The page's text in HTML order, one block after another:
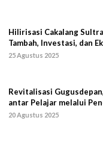
Hilirisasi Cakalang
Tambah, Investasi, dan
Berkelanjutan
25 Agustus 2025
Revitalisasi
antar Pelajar melalui
20 Agustus 2025